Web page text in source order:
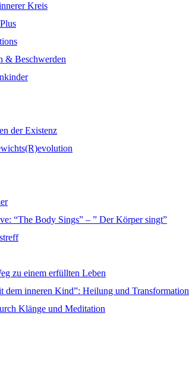
Kreis
& Beschwerden
der Existenz
“The Body Sings” – ” Der Körper singt”
zu einem erfüllten Leben
dem inneren Kind”: Heilung und Transformation
Klänge und Meditation